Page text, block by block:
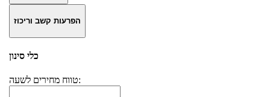
הפרעות קשב וריכוז
כלי סינון
טווח מחירים לשעה: